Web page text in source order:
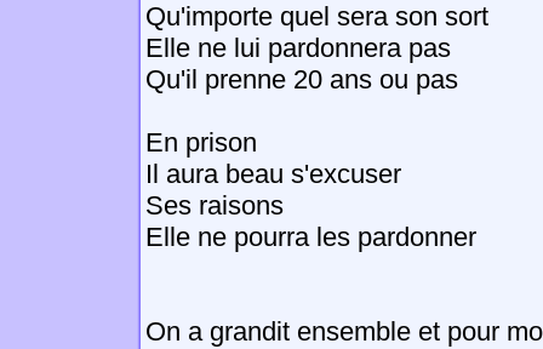
Qu'importe quel sera son sort
Elle ne lui pardonnera pas
Qu'il prenne 20 ans ou pas
En prison
Il aura beau s'excuser
Ses raisons
Elle ne pourra les pardonner
On a grandit ensemble et pour